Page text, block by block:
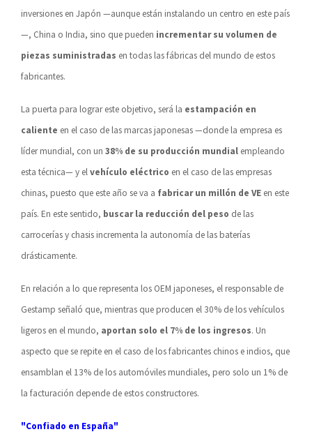
inversiones en Japón —aunque están instalando un centro en este país
—, China o India, sino que pueden incrementar su volumen de
piezas suministradas en todas las fábricas del mundo de estos
fabricantes.
La puerta para lograr este objetivo, será la estampación en
caliente en el caso de las marcas japonesas —donde la empresa es
líder mundial, con un 38% de su producción mundial empleando
esta técnica— y elvehículo eléctrico en el caso de las empresas
chinas, puesto que este año se va a fabricar un millón de VE en este
país. En este sentido, buscar la reducción del peso de las
carrocerías y chasis incrementa la autonomía de las baterías
drásticamente.
En relación a lo que representa los OEM japoneses, el responsable de
Gestamp señaló que, mientras que producen el 30% de los vehículos
ligeros en el mundo, aportan solo el 7% de los ingresos. Un
aspecto que se repite en el caso de los fabricantes chinos e indios, que
ensamblan el 13% de los automóviles mundiales, pero solo un 1% de
la facturación depende de estos constructores.
"Confiado en España"